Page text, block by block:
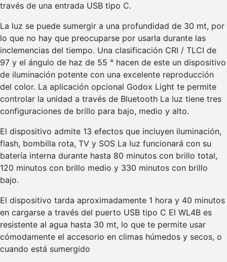
través de una entrada USB tipo C.
La luz se puede sumergir a una profundidad de 30 mt, por
lo que no hay que preocuparse por usarla durante las
inclemencias del tiempo. Una clasificación CRI / TLCI de
97 y el ángulo de haz de 55 ° hacen de este un dispositivo
de iluminación potente con una excelente reproducción
del color. La aplicación opcional Godox Light te permite
controlar la unidad a través de Bluetooth La luz tiene tres
configuraciones de brillo para bajo, medio y alto.
El dispositivo admite 13 efectos que incluyen iluminación,
flash, bombilla rota, TV y SOS La luz funcionará con su
batería interna durante hasta 80 minutos con brillo total,
120 minutos con brillo medio y 330 minutos con brillo
bajo.
El dispositivo tarda aproximadamente 1 hora y 40 minutos
en cargarse a través del puerto USB tipo C El WL4B es
resistente al agua hasta 30 mt, lo que te permite usar
cómodamente el accesorio en climas húmedos y secos, o
cuando está sumergido